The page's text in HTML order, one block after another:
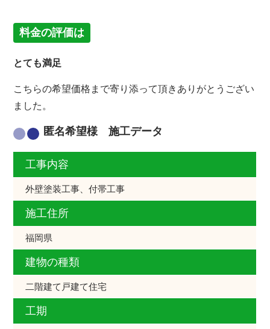
料金の評価は
とても満足
こちらの希望価格まで寄り添って頂きありがとうござい
ました。
匿名希望様 施工データ
工事内容
外壁塗装工事、付帯工事
施工住所
福岡県
建物の種類
二階建て戸建て住宅
工期